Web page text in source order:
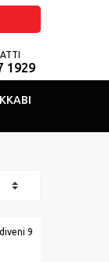
1929